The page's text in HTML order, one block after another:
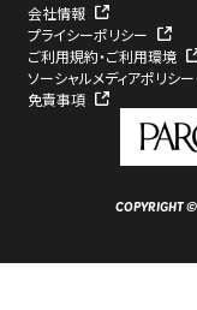
会社情報
プライシーポリシー
ご利用規約・ご利用環境
ソーシャルメディアポリシ
免責事項
COPYRIGHT ©